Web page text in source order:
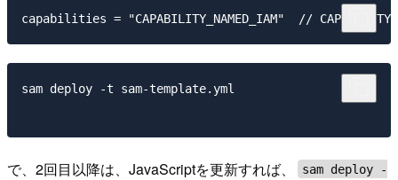
sam deploy -t sam-template.yml
で、2回目以降は、JavaScriptを更新すれば、
sam deploy -